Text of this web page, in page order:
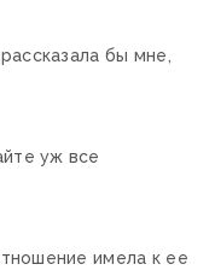
бы мне,
уж все
имела к ее